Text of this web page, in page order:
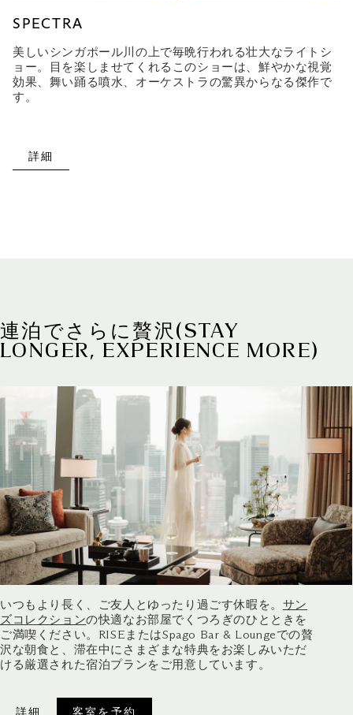
SPECTRA
美しいシンガポール川の上で毎晩行われる壮大なライトシ
ョー。目を楽しませてくれるこのショーは、鮮やかな視覚
効果、舞い踊る噴水、オーケストラの驚異からなる傑作で
す。
詳細
連泊でさらに贅沢(STAY
LONGER, EXPERIENCE MORE)
いつもより長く、ご友人とゆったり過ごす休暇を。 サン
ズコレクションの快適なお部屋でくつろぎのひとときを
ご満喫ください。RISEまたはSpago Bar & Loungeでの贅
沢な朝食と、滞在中にさまざまな特典をお楽しみいただ
ける厳選された宿泊プランをご用意しています。
詳細 客室を予約